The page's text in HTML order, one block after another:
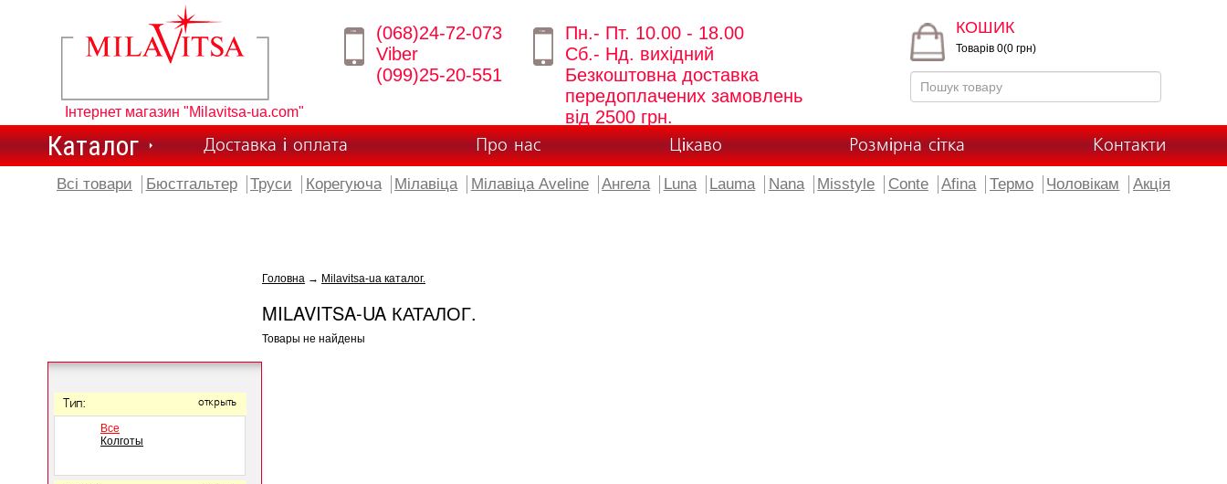
Інтернет магазин "Milavitsa-ua.com"
(068)24-72-073
Viber
(099)25-20-551
Пн.- Пт. 10.00 - 18.00
Сб.- Нд. вихідний
Безкоштовна доставка
передоплачених замовлень
від 2500 грн.
КОШИК
Товарів 0(0 грн)
Каталог Доставка і оплата Про нас Цікаво Розмірна сітка Контакти
Всі товари Бюстгальтер Труси Корегуюча Мілавіца Мілавіца Aveline Ангела Luna Lauma Nana Misstyle Conte Afina Термо Чоловікам Акція
Тип: открыть
Все
Колготы
Головна → Milavitsa-ua каталог.
MILAVITSA-UA КАТАЛОГ.
Товары не найдены